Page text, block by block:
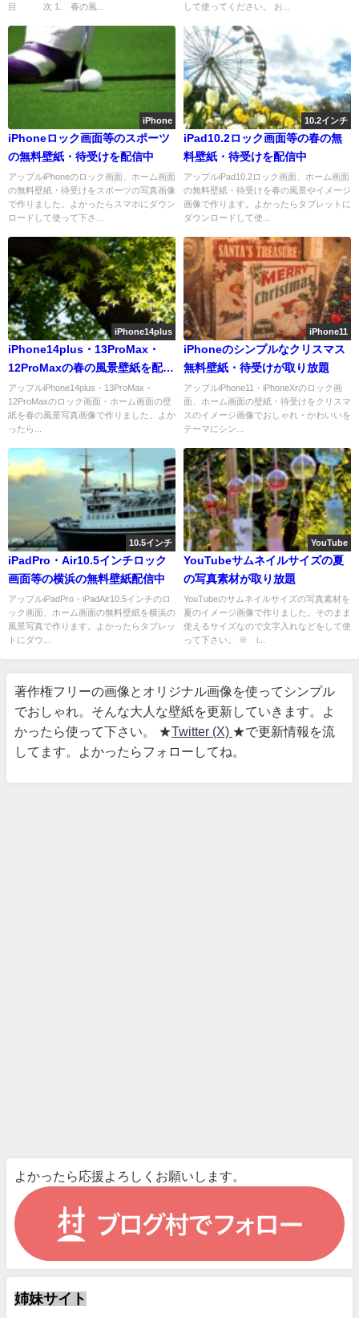
目 次 1. 春の風...
して使ってください。 お...
iPhone
iPhoneロック画面等のスポーツ
の無料壁紙・待受けを配信中
アップルiPhoneのロック画面、ホーム画面
の無料壁紙・待受けをスポーツの写真画像
で作りました。よかったらスマホにダウン
ロードして使って下さ...
10.2インチ
iPad10.2ロック画面等の春の無
料壁紙・待受けを配信中
アップルiPad10.2ロック画面、ホーム画面
の無料壁紙・待受けを春の風景やイメージ
画像で作ります。よかったらタブレットに
ダウンロードして使...
iPhone14plus
iPhone14plus・13ProMax・
12ProMaxの春の風景壁紙を配信
中
アップルiPhone14plus・13ProMax・
12ProMaxのロック画面・ホーム画面の壁
紙を春の風景写真画像で作りました。よか
ったら...
iPhone11
iPhoneのシンプルなクリスマス
無料壁紙・待受けが取り放題
アップルiPhone11・iPhoneXrのロック画
面、ホーム画面の壁紙・待受けをクリスマ
スのイメージ画像でおしゃれ・かわいいを
テーマにシン...
10.5インチ
iPadPro・Air10.5インチロック
画面等の横浜の無料壁紙配信中
アップルiPadPro・iPadAir10.5インチのロ
ック画面、ホーム画面の無料壁紙を横浜の
風景写真で作ります。よかったらタブレッ
トにダウ...
YouTube
YouTubeサムネイルサイズの夏
の写真素材が取り放題
YouTubeのサムネイルサイズの写真素材を
夏のイメージ画像で作りました。そのまま
使えるサイズなので文字入れなどをして使
って下さい。 ※ i...
著作権フリーの画像とオリジナル画像を使ってシンプル
でおしゃれ。そんな大人な壁紙を更新していきます。よ
かったら使って下さい。 ★Twitter (X) ★で更新情報を流
してます。よかったらフォローしてね。
よかったら応援よろしくお願いします。
姉妹サイト